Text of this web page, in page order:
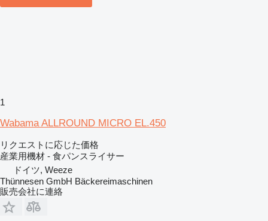
1
Wabama ALLROUND MICRO EL.450
リクエストに応じた価格
産業用機材 - 食パンスライサー
ドイツ, Weeze
Thünnesen GmbH Bäckereimaschinen
販売会社に連絡